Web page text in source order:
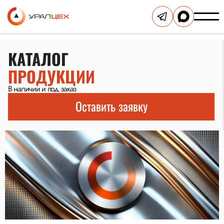
КАТАЛОГ
ПРОДУКЦИИ
В наличии и под заказ
Оставить заявку